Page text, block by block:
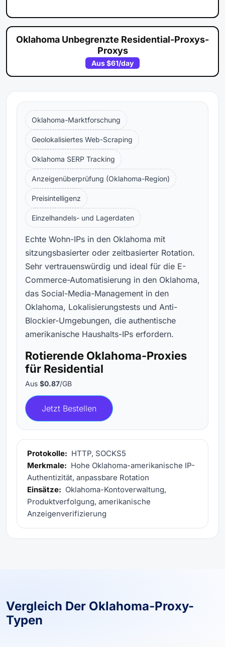
Oklahoma Unbegrenzte Residential-Proxys-
Proxys
Aus$61/day
Oklahoma-Marktforschung
Geolokalisiertes Web-Scraping
Oklahoma SERP Tracking
Anzeigenüberprüfung (Oklahoma-Region)
Preisintelligenz
Einzelhandels- und Lagerdaten
Echte Wohn-IPs in den Oklahoma mit
sitzungsbasierter oder zeitbasierter Rotation.
Sehr vertrauenswürdig und ideal für die E-
Commerce-Automatisierung in den Oklahoma,
das Social-Media-Management in den
Oklahoma, Lokalisierungstests und Anti-
Blockier-Umgebungen, die authentische
amerikanische Haushalts-IPs erfordern.
Rotierende Oklahoma-Proxies
für Residential
Aus $0.87/GB
Jetzt Bestellen
Protokolle: HTTP, SOCKS5
Merkmale: Hohe Oklahoma-amerikanische IP-
Authentizität, anpassbare Rotation
Einsätze: Oklahoma-Kontoverwaltung,
Produktverfolgung, amerikanische
Anzeigenverifizierung
Vergleich Der Oklahoma-Proxy-
Typen